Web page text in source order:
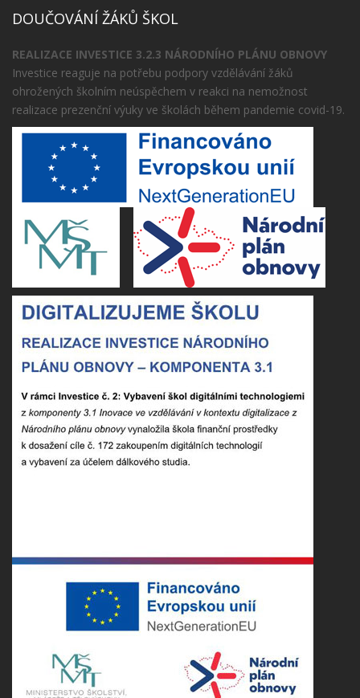
DOUČOVÁNÍ ŽÁKŮ ŠKOL
REALIZACE INVESTICE 3.2.3 NÁRODNÍHO PLÁNU OBNOVY
Investice reaguje na potřebu podpory vzdělávání žáků
ohrožených školním neúspěchem v reakci na nemožnost
realizace prezenční výuky ve školách během pandemie covid-19.